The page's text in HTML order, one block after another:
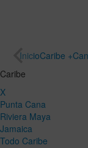
InicioCaribe +
Caribe
X
Punta Cana
Riviera Maya
Jamaica
Todo Caribe